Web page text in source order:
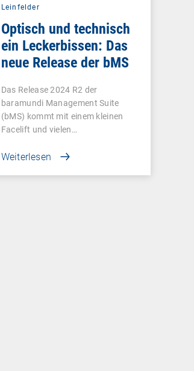
Leinfelder
Optisch und technisch
ein Leckerbissen: Das
neue Release der bMS
Das Release 2024 R2 der
baramundi Management Suite
(bMS) kommt mit einem kleinen
Facelift und vielen…
Weiterlesen